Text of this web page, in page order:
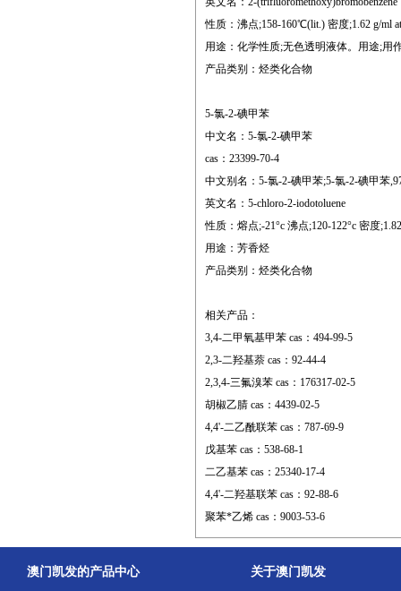
性质：沸点;158-160℃(lit.) 密度;1.62 g/ml
用途：化学性质;无色透明液体。用途;用
产品类别：烃类化合物
5-氯-2-碘甲苯
中文名：5-氯-2-碘甲苯
cas：23399-70-4
中文别名：5-氯-2-碘甲苯;5-氯-2-碘甲苯
英文名：5-chloro-2-iodotoluene
性质：熔点;-21°c 沸点;120-122°c 密度
用途：芳香烃
产品类别：烃类化合物
相关产品：
3,4-二甲氧基甲苯 cas：494-99-5
2,3-二羟基萘 cas：92-44-4
2,3,4-三氟溴苯 cas：176317-02-5
胡椒乙腈 cas：4439-02-5
4,4'-二乙酰联苯 cas：787-69-9
戊基苯 cas：538-68-1
二乙基苯 cas：25340-17-4
4,4'-二羟基联苯 cas：92-88-6
聚苯*乙烯 cas：9003-53-6
澳门凯发的产品中心 关于澳门凯发